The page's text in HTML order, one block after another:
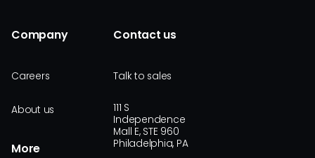
Company
Careers
About us
More
Contact us
Talk to sales
111 S
Independence
Mall E, STE 960
Philadelphia, PA